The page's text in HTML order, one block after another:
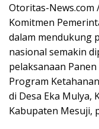
​Otoritas-
Komitmen
dalam mendukung
nasional semakin
pelaksanaan
Program
di Desa Eka Mulya,
Kabupaten Mesuji,